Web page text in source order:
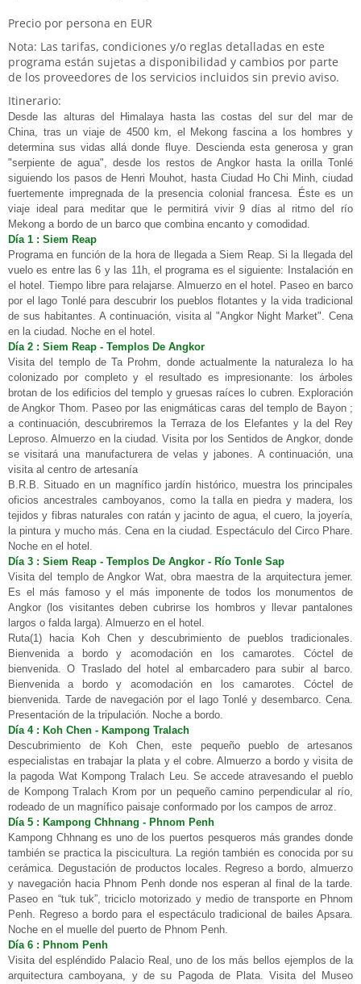
Precio por persona en EUR
Nota: Las tarifas, condiciones y/o reglas detalladas en este
programa están sujetas a disponibilidad y cambios por parte
de los proveedores de los servicios incluidos sin previo aviso.
Itinerario:
Desde las alturas del Himalaya hasta las costas del sur del mar de
China, tras un viaje de 4500 km, el Mekong fascina a los hombres y
determina sus vidas allá donde fluye. Descienda esta generosa y gran
"serpiente de agua", desde los restos de Angkor hasta la orilla Tonlé
siguiendo los pasos de Henri Mouhot, hasta Ciudad Ho Chi Minh, ciudad
fuertemente impregnada de la presencia colonial francesa. Éste es un
viaje ideal para meditar que le permitirá vivir 9 días al ritmo del río
Mekong a bordo de un barco que combina encanto y comodidad.
Día 1 : Siem Reap
Programa en función de la hora de llegada a Siem Reap. Si la llegada del
vuelo es entre las 6 y las 11h, el programa es el siguiente: Instalación en
el hotel. Tiempo libre para relajarse. Almuerzo en el hotel. Paseo en barco
por el lago Tonlé para descubrir los pueblos flotantes y la vida tradicional
de sus habitantes. A continuación, visita al "Angkor Night Market". Cena
en la ciudad. Noche en el hotel.
Día 2 : Siem Reap - Templos De Angkor
Visita del templo de Ta Prohm, donde actualmente la naturaleza lo ha
colonizado por completo y el resultado es impresionante: los árboles
brotan de los edificios del templo y gruesas raíces lo cubren. Exploración
de Angkor Thom. Paseo por las enigmáticas caras del templo de Bayon ;
a continuación, descubriremos la Terraza de los Elefantes y la del Rey
Leproso. Almuerzo en la ciudad. Visita por los Sentidos de Angkor, donde
se visitará una manufacturera de velas y jabones. A continuación, una
visita al centro de artesanía
B.R.B. Situado en un magnífico jardín histórico, muestra los principales
oficios ancestrales camboyanos, como la talla en piedra y madera, los
tejidos y fibras naturales con ratán y jacinto de agua, el cuero, la joyería,
la pintura y mucho más. Cena en la ciudad. Espectáculo del Circo Phare.
Noche en el hotel.
Día 3 : Siem Reap - Templos De Angkor - Río Tonle Sap
Visita del templo de Angkor Wat, obra maestra de la arquitectura jemer.
Es el más famoso y el más imponente de todos los monumentos de
Angkor (los visitantes deben cubrirse los hombros y llevar pantalones
largos o falda larga). Almuerzo en el hotel.
Ruta(1) hacia Koh Chen y descubrimiento de pueblos tradicionales.
Bienvenida a bordo y acomodación en los camarotes. Cóctel de
bienvenida. O Traslado del hotel al embarcadero para subir al barco.
Bienvenida a bordo y acomodación en los camarotes. Cóctel de
bienvenida. Tarde de navegación por el lago Tonlé y desembarco. Cena.
Presentación de la tripulación. Noche a bordo.
Día 4 : Koh Chen - Kampong Tralach
Descubrimiento de Koh Chen, este pequeño pueblo de artesanos
especialistas en trabajar la plata y el cobre. Almuerzo a bordo y visita de
la pagoda Wat Kompong Tralach Leu. Se accede atravesando el pueblo
de Kompong Tralach Krom por un pequeño camino perpendicular al río,
rodeado de un magnífico paisaje conformado por los campos de arroz.
Día 5 : Kampong Chhnang - Phnom Penh
Kampong Chhnang es uno de los puertos pesqueros más grandes donde
también se practica la piscicultura. La región también es conocida por su
cerámica. Degustación de productos locales. Regreso a bordo, almuerzo
y navegación hacia Phnom Penh donde nos esperan al final de la tarde.
Paseo en “tuk tuk”, triciclo motorizado y medio de transporte en Phnom
Penh. Regreso a bordo para el espectáculo tradicional de bailes Apsara.
Noche en el muelle del puerto de Phnom Penh.
Día 6 : Phnom Penh
Visita del espléndido Palacio Real, uno de los más bellos ejemplos de la
arquitectura camboyana, y de su Pagoda de Plata. Visita del Museo